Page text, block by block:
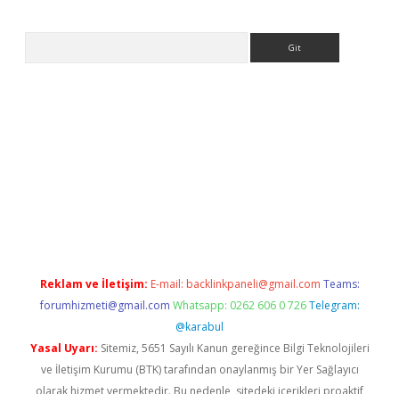
Reklam ve İletişim: E-mail: backlinkpaneli@gmail.com Teams:
forumhizmeti@gmail.com Whatsapp: 0262 606 0 726 Telegram:
@karabul
Yasal Uyarı: Sitemiz, 5651 Sayılı Kanun gereğince Bilgi Teknolojileri
ve İletişim Kurumu (BTK) tarafından onaylanmış bir Yer Sağlayıcı
olarak hizmet vermektedir. Bu nedenle, sitedeki içerikleri proaktif